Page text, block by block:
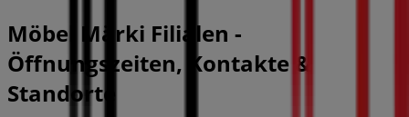
Möbel Märki Filialen -
Öffnungszeiten, Kontakte &
Standorte